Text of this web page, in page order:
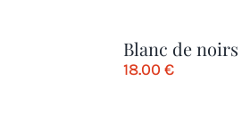
Blanc de noirs
18.00 €